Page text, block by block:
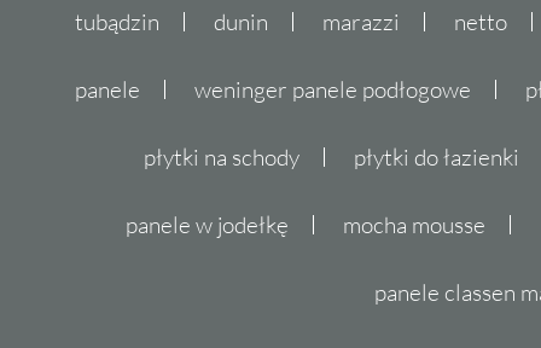
tubądzin dunin marazzi netto
panele weninger panele podłogowe
płytki na schody płytki do łazienki
panele w jodełkę mocha mousse
panele classen